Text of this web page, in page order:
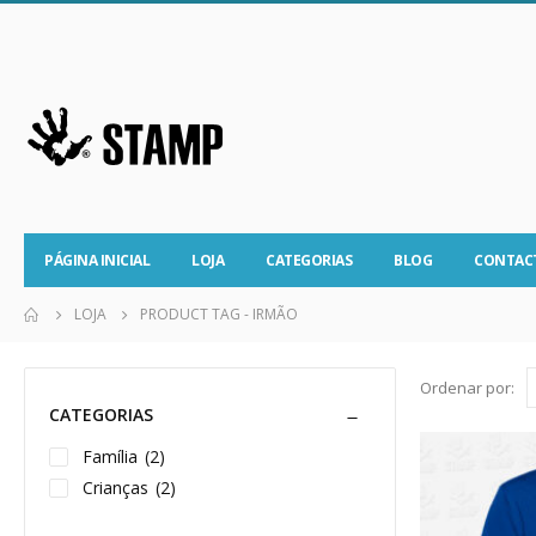
PÁGINA INICIAL LOJA CATEGORIAS BLOG
LOJA PRODUCT TAG - IRMÃO
Ordenar por:
CATEGORIAS
Família (2)
Crianças (2)